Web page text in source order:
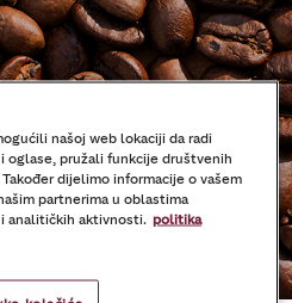
našoj web lokaciji da radi
oglase, pružali funkcije društvenih
dijelimo informacije o vašem
partnerima u oblastima
analitičkih aktivnosti. politika